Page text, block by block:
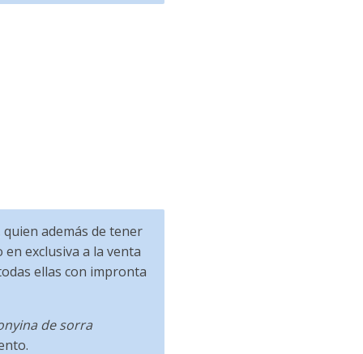
quien además de tener
exclusiva a la venta
ellas con impronta
de sorra